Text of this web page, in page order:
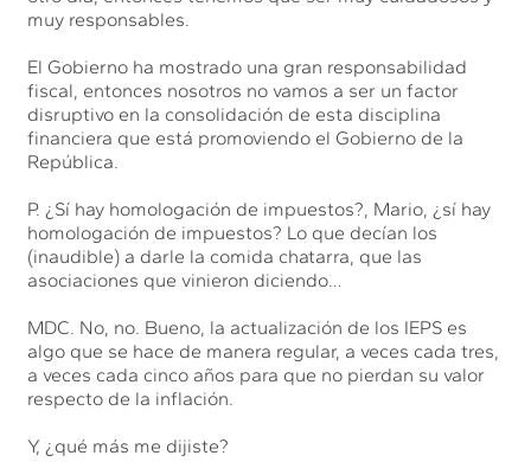
muy responsables.
El Gobierno ha mostrado una gran responsabilidad
fiscal, entonces nosotros no vamos a ser un factor
disruptivo en la consolidación de esta disciplina
financiera que está promoviendo el Gobierno de la
República.
P. ¿Sí hay homologación de impuestos?, Mario, ¿sí hay
homologación de impuestos? Lo que decían los
(inaudible) a darle la comida chatarra, que las
asociaciones que vinieron diciendo…
MDC. No, no. Bueno, la actualización de los IEPS es
algo que se hace de manera regular, a veces cada tres,
a veces cada cinco años para que no pierdan su valor
respecto de la inflación.
Y, ¿qué más me dijiste?